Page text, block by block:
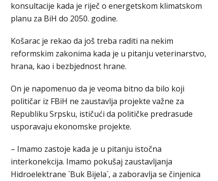
konsultacije kada je riječ o energetskom klimatskom
planu za BiH do 2050. godine.
Košarac je rekao da još treba raditi na nekim
reformskim zakonima kada je u pitanju veterinarstvo,
hrana, kao i bezbjednost hrane.
On je napomenuo da je veoma bitno da bilo koji
političar iz FBiH ne zaustavlja projekte važne za
Republiku Srpsku, ističući da političke predrasude
usporavaju ekonomske projekte.
– Imamo zastoje kada je u pitanju istočna
interkonekcija. Imamo pokušaj zaustavljanja
Hidroelektrane `Buk Bijela`, a zaboravlja se činjenica